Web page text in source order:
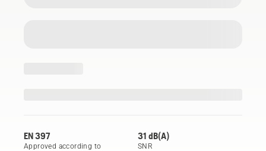
EN 397
Approved according to
31 dB(A)
SNR